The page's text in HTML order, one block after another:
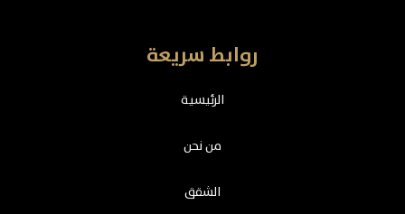
روابط سريعة
الرئيسية
من نحن
الشقق